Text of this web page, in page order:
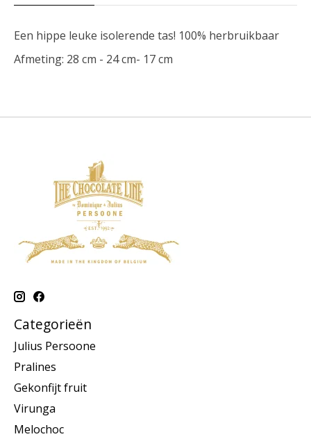
Een hippe leuke isolerende tas! 100% herbruikbaar
Afmeting: 28 cm - 24 cm- 17 cm
Categorieën
Julius Persoone
Pralines
Gekonfijt fruit
Virunga
Melochoc